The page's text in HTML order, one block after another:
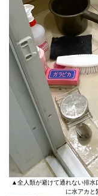
▲全人類が避けて通れない排水
に水アカと